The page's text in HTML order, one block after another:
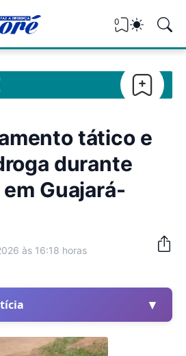
0
tático e
durante
Guajará-
às 16:18 horas
▼